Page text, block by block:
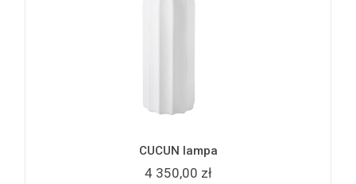
CUCUN lampa
4 350,00 zł